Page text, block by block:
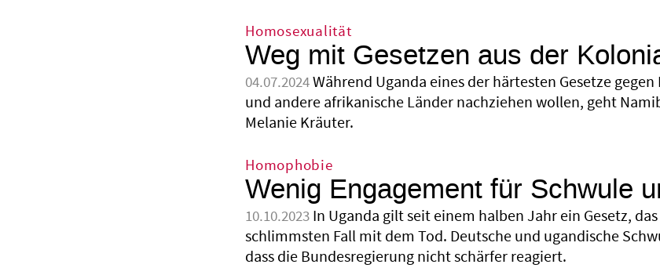
Homosexualität
Weg mit Gesetzen aus der
04.07.2024Während Uganda eines der härtesten Gesetze
und andere afrikanische Länder nachziehen wollen, geht
Melanie Kräuter.
Homophobie
Wenig Engagement für Schwule
10.10.2023 In Uganda gilt seit einem halben Jahr ein Gesetz,
schlimmsten Fall mit dem Tod. Deutsche und ugandische
dass die Bundesregierung nicht schärfer reagiert.